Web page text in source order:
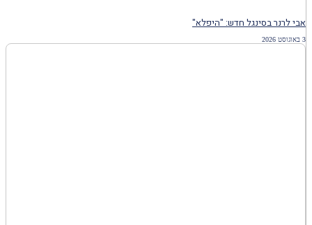
אבי לרנר בסינגל חדש: "היפלא"
3 באוגוסט 2026